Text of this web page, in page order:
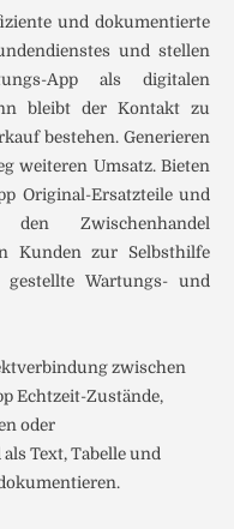
und dokumentierte
und stellen
App als digitalen
bleibt der Kontakt zu
bestehen. Generieren
weiteren Umsatz. Bieten
Original-Ersatzteile und
Zwischenhandel
Kunden zur Selbsthilfe
Wartungs- und
zwischen
Echtzeit-Zustände,
oder
Text, Tabelle und